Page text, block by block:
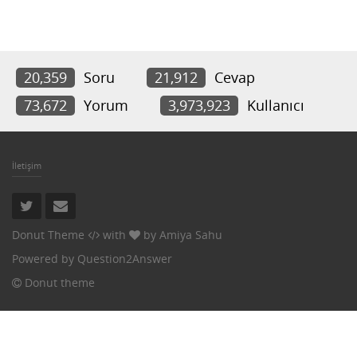
20,359 Soru 21,912
Cevap
73,672
Yorum 3,973,923 Kullanıcı
İletişim
Donut Theme with by Amiya Sahu
Powered by Question2Answer
Donut theme